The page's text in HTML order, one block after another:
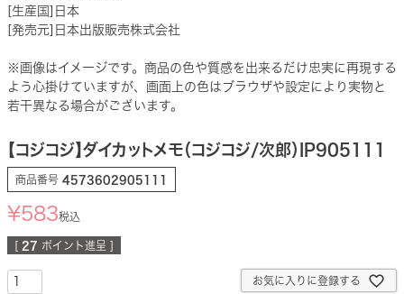
[生産国]日本
[発売元]日本出版販売株式会社
※画像はイメージです。商品の色や質感を出来るだけ忠実に再現する
よう心掛けていますが、画面上の色はブラウザや設定により実物と
若干異なる場合がございます。
【コジコジ】ダイカットメモ（コジコジ/次郎）IP905111
商品番号 4573602905111
¥583税込
27 ポイント進呈 ]
お気に入りに登録する